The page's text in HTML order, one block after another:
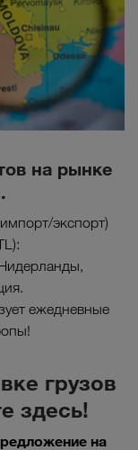
на рынке
экспорт)
ежедневные
грузов
здесь!
на